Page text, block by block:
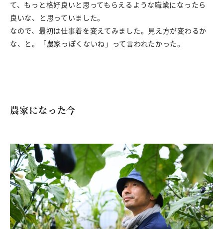
て、もっと格好良いと思ってもらえるような職業になったら
良いな、と思っていました。
なので、最初は仕事着を変えてみました。見え方が変わるか
な、と。「農家っぽくないね」って言われたかった。
農家になった今